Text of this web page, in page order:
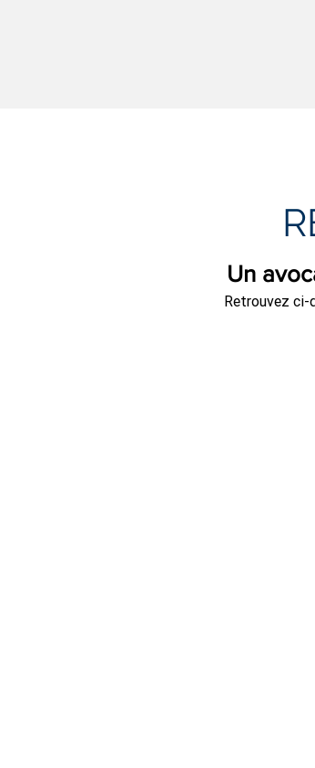
Un
Retrouvez ci-